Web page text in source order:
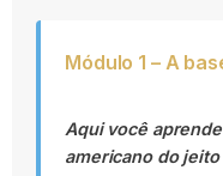
Módulo 1 – A
Aqui você
americano do